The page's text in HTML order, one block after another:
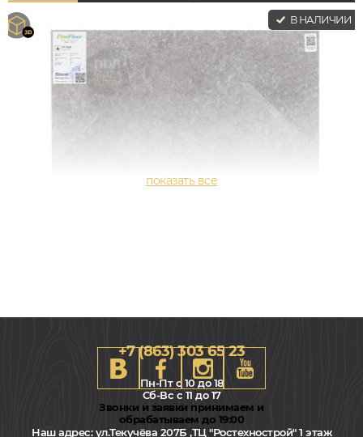
В НАЛИЧИИ
+7 (863) 303 65 23
Пн-Пт с 10 до 18
Сб-Вс с 11 до 17
Звонки и заявки принимаем и
обрабатываем до 19:00
Наш адрес:ул.Текучёва 207Б ,ТЦ "Ростехнострой" 1 этаж